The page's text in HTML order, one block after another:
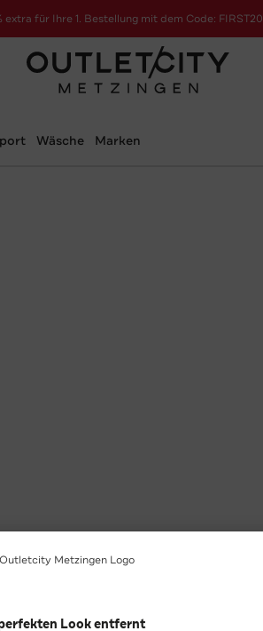
extra für Ihre 1. Bestellung mit dem Code: FIRST20
Wäsche Marken